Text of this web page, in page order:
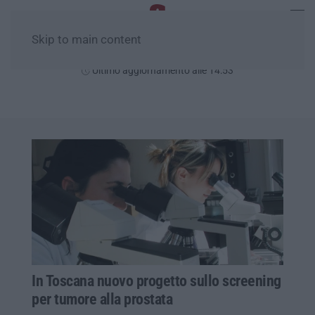
Skip to main content
Ultimo aggiornamento alle 14:53
In Toscana nuovo progetto sullo screening
per tumore alla prostata